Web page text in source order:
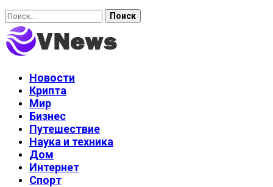
Найти:
Новости
Крипта
Мир
Бизнес
Путешествие
Наука и техника
Дом
Интернет
Спорт